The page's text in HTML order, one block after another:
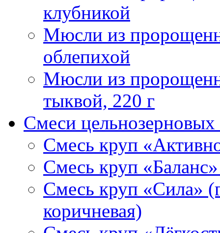
клубникой
Мюсли из
облепихой
Мюсли из
тыквой, 220 г
Смеси
Смесь круп
Смесь круп
Смесь круп «Сила»
коричневая)